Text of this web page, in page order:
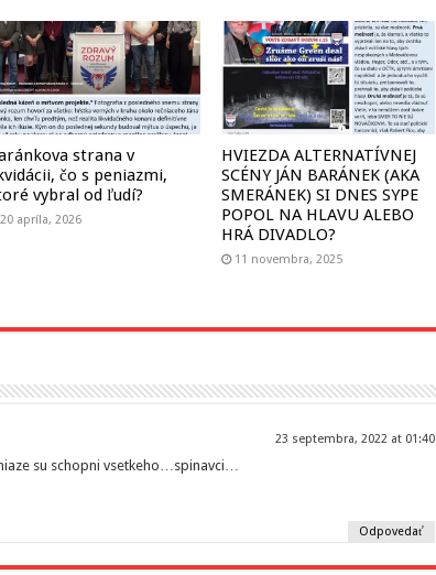
strana v
čo s peniazmi,
vybral od ľudí?
20 apríla, 2026
HVIEZDA ALTERNATÍVNEJ
SCÉNY JÁN BARÁNEK (AKA
SMERÁNEK) SI DNES SYPE
POPOL NA HLAVU ALEBO
HRÁ DIVADLO?
11 novembra, 2025
23 septembra, 2022 at 01:40
su schopni vsetkeho…spinavci…
Odpovedať